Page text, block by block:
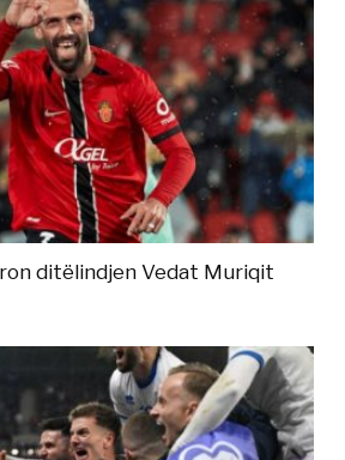
ditëlindjen Vedat Muriqit